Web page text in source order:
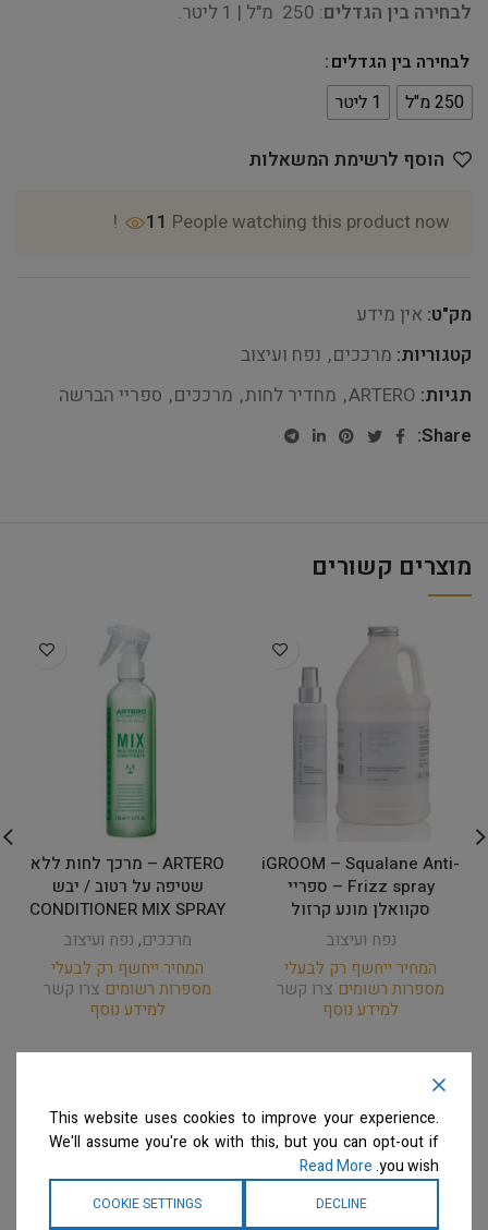
לבחירה בין הגדלים: 250 מ"ל | 1 ליטר.
לבחירה בין הגדלים
250 מ"ל
1 ליטר
הוסף לרשימת המשאלות
11 People watching this product now!
מק"ט: אין מידע
קטגוריות: מרככים, נפח ועיצוב
תגיות: ARTERO
, מחדיר לחות, מרככים, ספריי הברשה
Share:
מוצרים קשורים
iGROOM – Squalane Anti-
Frizz spray – ספריי
סקוואלן מונע קרזול
נפח ועיצוב
המחיר ייחשף רק לבעלי
מספרות רשומים צרו קשר
למידע נוסף
ARTERO – מרכך לחות ללא
שטיפה על רטוב / יבש
CONDITIONER MIX SPRAY
מרככים, נפח ועיצוב
המחיר ייחשף רק לבעלי
מספרות רשומים צרו קשר
למידע נוסף
This website uses cookies to improve your experience.
We'll assume you're ok with this, but you can opt-out if
you wish.
Read More
DECLINE
COOKIE SETTINGS